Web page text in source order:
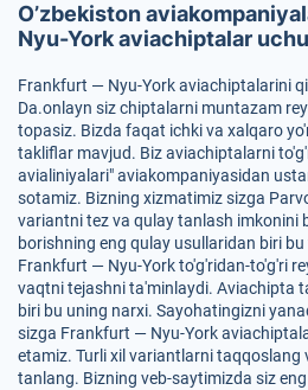
O’zbekiston
Nyu-York aviachiptalar
Frankfurt — Nyu-York aviachiptalarini
Da.onlayn siz chiptalarni muntazam
topasiz. Bizda faqat ichki va xalqaro
takliflar mavjud. Biz aviachiptalarni
avialiniyalari" aviakompaniyasidan
sotamiz. Bizning xizmatimiz sizga
variantni tez va qulay tanlash imkonini
borishning eng qulay usullaridan biri
Frankfurt — Nyu-York to'g'ridan-to'g'ri
vaqtni tejashni ta'minlaydi. Aviachipta
biri bu uning narxi. Sayohatingizni
sizga Frankfurt — Nyu-York
etamiz. Turli xil variantlarni taqqoslang
tanlang. Bizning veb-saytimizda siz